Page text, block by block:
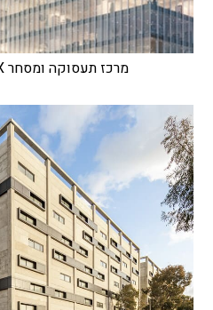
מרכז תעסוקה ומסחר ONYX, צומת סביון